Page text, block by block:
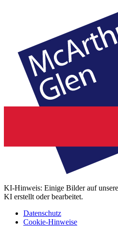
KI-Hinweis: Einige Bilder auf
KI erstellt oder bearbeitet.
Datenschutz
Cookie-Hinweise